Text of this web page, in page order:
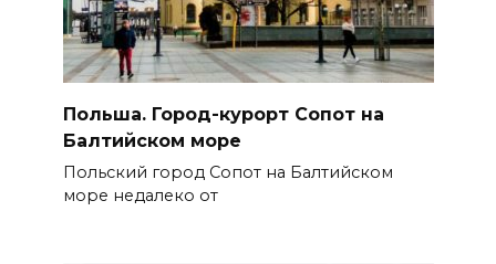
Польша. Город-курорт Сопот на
Балтийском море
Польский город Сопот на Балтийском
море недалеко от